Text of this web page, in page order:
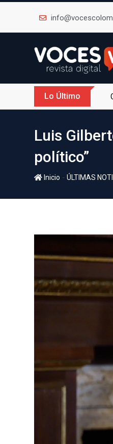
Lo Último
Luis
político”
Inicio - ÚLTIMAS